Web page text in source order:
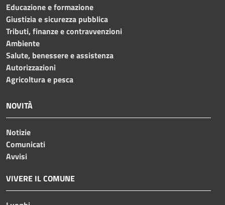
Educazione e formazione
Giustizia e sicurezza pubblica
Tributi, finanze e contravvenzioni
Ambiente
Salute, benessere e assistenza
Autorizzazioni
Agricoltura e pesca
NOVITÀ
Notizie
Comunicati
Avvisi
VIVERE IL COMUNE